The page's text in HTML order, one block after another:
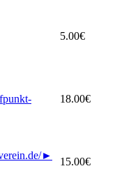
5.00€
18.00€
►
15.00€